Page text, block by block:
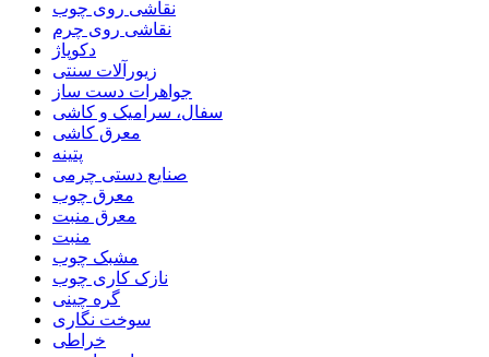
نقاشی روی چوب
نقاشی روی چرم
دکوپاژ
زیورآلات سنتی
جواهرات دست ساز
سفال، سرامیک و کاشی
معرق کاشی
پتینه
صنایع دستی چرمی
معرق چوب
معرق منبت
منبت
مشبک چوب
نازک کاری چوب
گره چینی
سوخت نگاری
خراطی